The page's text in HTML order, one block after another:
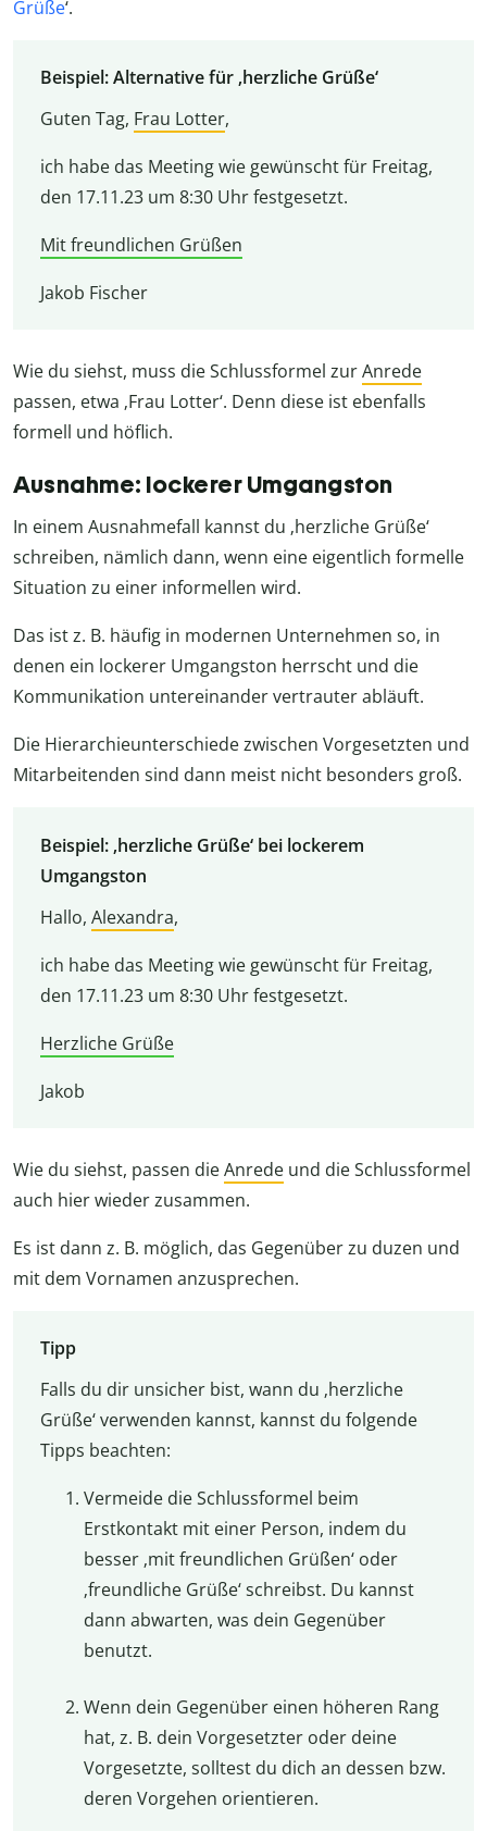
Grüße‘.
Beispiel: Alternative für ‚herzliche Grüße‘
Guten Tag, Frau Lotter,
ich habe das Meeting wie gewünscht für Freitag,
den 17.11.23 um 8:30 Uhr festgesetzt.
Mit freundlichen Grüßen
Jakob Fischer
Wie du siehst, muss die Schlussformel zurAnrede
passen, etwa ‚Frau Lotter‘. Denn diese ist ebenfalls
formell und höflich.
Ausnahme: lockerer Umgangston
In einem Ausnahmefall kannst du ‚herzliche Grüße‘
schreiben, nämlich dann, wenn eine eigentlich formelle
Situation zu einer informellen wird.
Das ist z. B. häufig in modernen Unternehmen so, in
denen ein lockerer Umgangston herrscht und die
Kommunikation untereinander vertrauter abläuft.
Die Hierarchieunterschiede zwischen Vorgesetzten und
Mitarbeitenden sind dann meist nicht besonders groß.
Beispiel: ‚herzliche Grüße‘ bei lockerem
Umgangston
Hallo, Alexandra,
ich habe das Meeting wie gewünscht für Freitag,
den 17.11.23 um 8:30 Uhr festgesetzt.
Herzliche Grüße
Jakob
Wie du siehst, passen dieAnrede und die Schlussformel
auch hier wieder zusammen.
Es ist dann z. B. möglich, das Gegenüber zu duzen und
mit dem Vornamen anzusprechen.
Tipp
Falls du dir unsicher bist, wann du ‚herzliche
Grüße‘ verwenden kannst, kannst du folgende
Tipps beachten:
Vermeide die Schlussformel beim
Erstkontakt mit einer Person, indem du
besser ‚mit freundlichen Grüßen‘ oder
‚freundliche Grüße‘ schreibst. Du kannst
dann abwarten, was dein Gegenüber
benutzt.
Wenn dein Gegenüber einen höheren Rang
hat, z. B. dein Vorgesetzter oder deine
Vorgesetzte, solltest du dich an dessen bzw.
deren Vorgehen orientieren.